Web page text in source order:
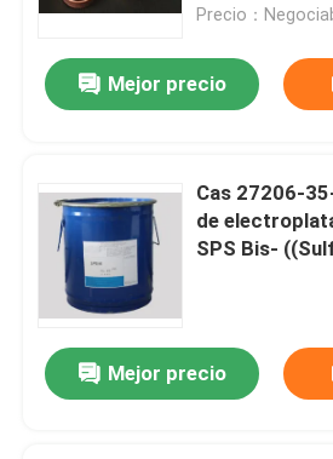
Precio：
Mejor precio
Cas 27206-
de
SPS Bis-
Mejor precio